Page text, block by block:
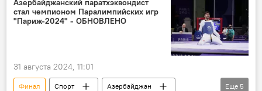
Азербайджанский паратхэквондист
стал чемпионом Паралимпийских игр
"Париж-2024" - ОБНОВЛЕНО
31 августа 2024, 11:01
Финал Спорт
Азербайджан
Еще 5